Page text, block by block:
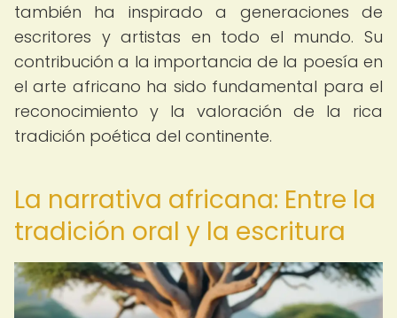
también ha inspirado a generaciones de
escritores y artistas en todo el mundo. Su
contribución a la importancia de la poesía en
el arte africano ha sido fundamental para el
reconocimiento y la valoración de la rica
tradición poética del continente.
La narrativa africana: Entre la
tradición oral y la escritura